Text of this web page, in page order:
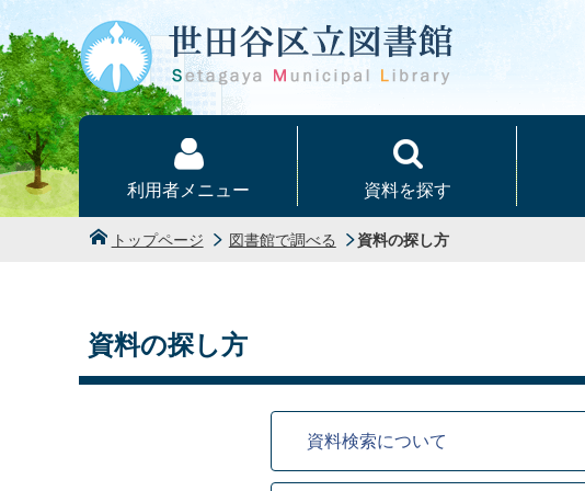
本文へ
利用者メニュー 資料を探す
トップページ 図書館で調べる 資料の探し方
資料の探し方
資料検索について